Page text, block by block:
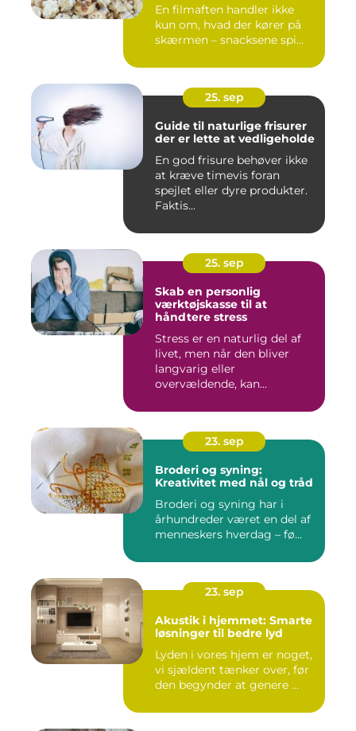
En filmaften handler ikke
kun om, hvad der kører på
skærmen – snacksene spi...
25. sep
Guide til naturlige frisurer
der er lette at vedligeholde
En god frisure behøver ikke
at kræve timevis foran
spejlet eller dyre produkter.
Faktis...
25. sep
Skab en personlig
værktøjskasse til at
håndtere stress
Stress er en naturlig del af
livet, men når den bliver
langvarig eller
overvældende, kan...
23. sep
Broderi og syning:
Kreativitet med nål og tråd
Broderi og syning har i
århundreder været en del af
menneskers hverdag – fø...
23. sep
Akustik i hjemmet: Smarte
løsninger til bedre lyd
Lyden i vores hjem er noget,
vi sjældent tænker over, før
den begynder at genere ...